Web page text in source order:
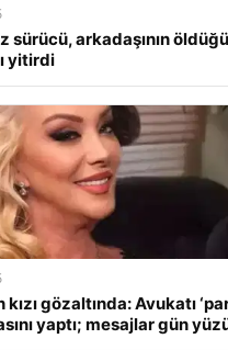
sürücü, arkadaşının
yitirdi
kızı gözaltında: Avukatı
yaptı; mesajlar gün